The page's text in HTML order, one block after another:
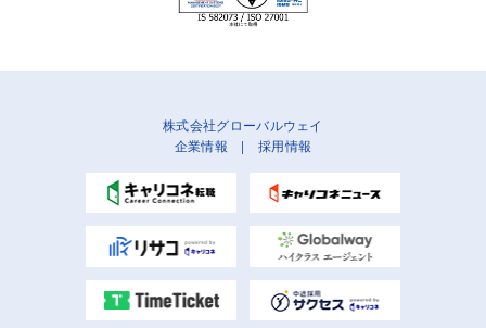
株式会社グローバルウェイ
企業情報 | 採用情報